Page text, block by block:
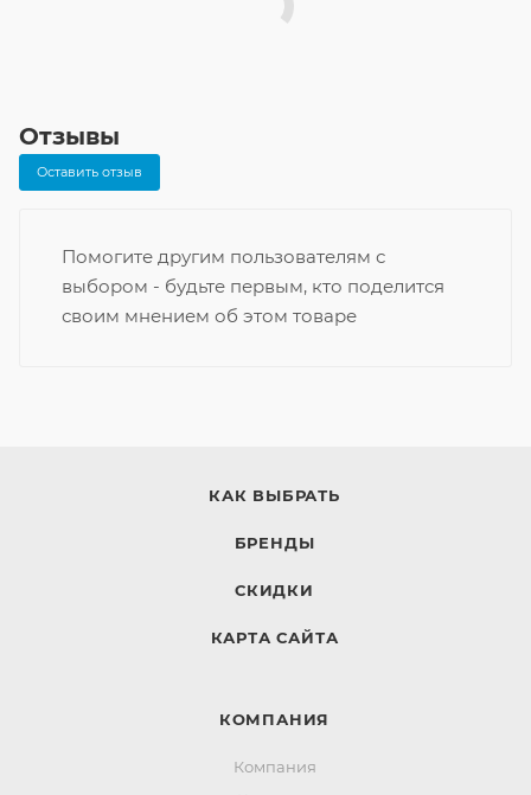
Отзывы
Оставить отзыв
Помогите другим пользователям с
выбором - будьте первым, кто поделится
своим мнением об этом товаре
КАК ВЫБРАТЬ
БРЕНДЫ
СКИДКИ
КАРТА САЙТА
КОМПАНИЯ
Компания